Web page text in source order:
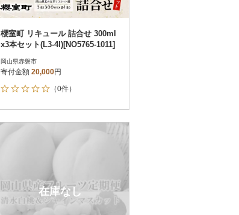
櫻室町 リキュール 詰合せ 300ml
x3本セット(L3-4I)[NO5765-1011]
岡山県赤磐市
寄付金額 20,000円
（0件）
在庫なし